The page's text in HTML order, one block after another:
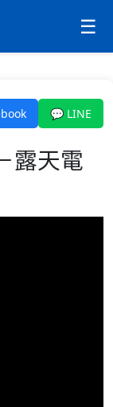
☰
💬 LINE
露天電